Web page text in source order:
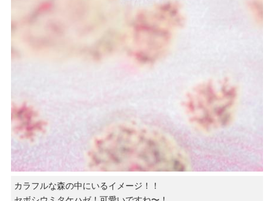
カラフルな森の中にいるイメージ！！